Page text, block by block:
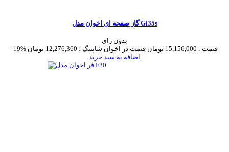
گاز صفحه ای اخوان مدل Gi35s
بدون رای
-19%
قیمت : 15,156,000 تومان قیمت در اخوان شاپینگ : 12,276,360 تومان
اضافه به سبد خرید